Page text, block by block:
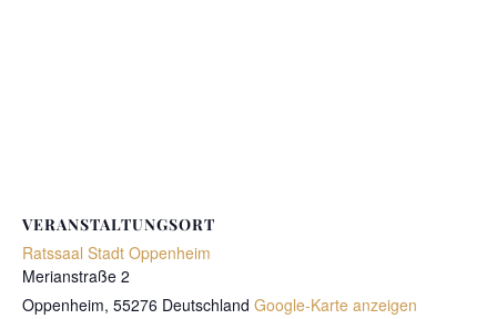
VERANSTALTUNGSORT
Ratssaal Stadt Oppenheim
Merianstraße 2
Oppenheim, 55276 Deutschland Google-Karte anzeigen